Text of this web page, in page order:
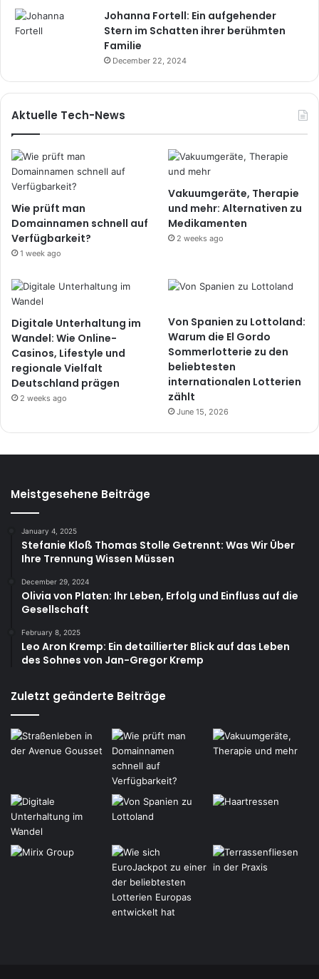
Johanna Fortell: Ein aufgehender
Stern im Schatten ihrer berühmten
Familie
December 22, 2024
Aktuelle Tech-News
Wie prüft man
Domainnamen schnell auf
Verfügbarkeit?
1 week ago
Vakuumgeräte, Therapie
und mehr: Alternativen zu
Medikamenten
2 weeks ago
Digitale Unterhaltung im
Wandel: Wie Online-
Casinos, Lifestyle und
regionale Vielfalt
Deutschland prägen
2 weeks ago
Von Spanien zu Lottoland:
Warum die El Gordo
Sommerlotterie zu den
beliebtesten
internationalen Lotterien
zählt
June 15, 2026
Meistgesehene Beiträge
January 4, 2025
Stefanie Kloß Thomas Stolle Getrennt: Was Wir Über
Ihre Trennung Wissen Müssen
December 29, 2024
Olivia von Platen: Ihr Leben, Erfolg und Einfluss auf die
Gesellschaft
February 8, 2025
Leo Aron Kremp: Ein detaillierter Blick auf das Leben
des Sohnes von Jan-Gregor Kremp
Zuletzt geänderte Beiträge